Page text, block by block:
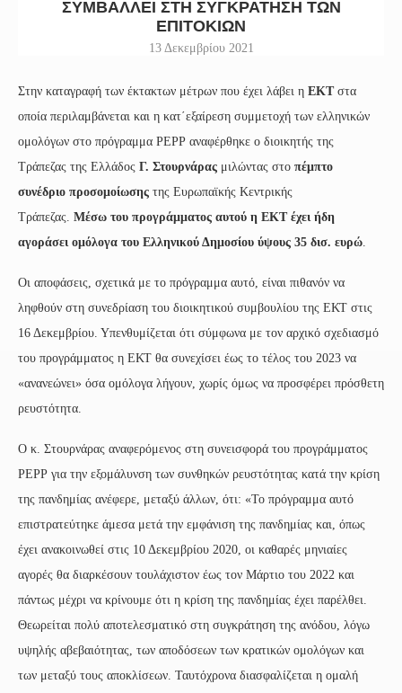
ΣΥΜΒΆΛΛΕΙ ΣΤΗ ΣΥΓΚΡΆΤΗΣΗ ΤΩΝ
ΕΠΙΤΟΚΊΩΝ
13 Δεκεμβρίου 2021
Στην καταγραφή των έκτακτων μέτρων που έχει λάβει η ΕΚΤστα
οποία περιλαμβάνεται και η κατ΄εξαίρεση συμμετοχή των ελληνικών
ομολόγων στο πρόγραμμα ΡΕΡΡ αναφέρθηκε ο διοικητής της
Τράπεζας της Ελλάδος Γ. Στουρνάρας μιλώντας στο πέμπτο
συνέδριο προσομοίωσης της Ευρωπαϊκής Κεντρικής
Τράπεζας. Μέσω του προγράμματος αυτού η ΕΚΤ έχει ήδη
αγοράσει ομόλογα του Ελληνικού Δημοσίου ύψους 35 δισ. ευρώ.
Οι αποφάσεις, σχετικά με το πρόγραμμα αυτό, είναι πιθανόν να
ληφθούν στη συνεδρίαση του διοικητικού συμβουλίου της ΕΚΤ στις
16 Δεκεμβρίου. Υπενθυμίζεται ότι σύμφωνα με τον αρχικό σχεδιασμό
του προγράμματος η ΕΚΤ θα συνεχίσει έως το τέλος του 2023 να
«ανανεώνει» όσα ομόλογα λήγουν, χωρίς όμως να προσφέρει πρόσθετη
ρευστότητα.
Ο κ. Στουρνάρας αναφερόμενος στη συνεισφορά του προγράμματος
ΡΕΡΡ για την εξομάλυνση των συνθηκών ρευστότητας κατά την κρίση
της πανδημίας ανέφερε, μεταξύ άλλων, ότι: «Το πρόγραμμα αυτό
επιστρατεύτηκε άμεσα μετά την εμφάνιση της πανδημίας και, όπως
έχει ανακοινωθεί στις 10 Δεκεμβρίου 2020, οι καθαρές μηνιαίες
αγορές θα διαρκέσουν τουλάχιστον έως τον Μάρτιο του 2022 και
πάντως μέχρι να κρίνουμε ότι η κρίση της πανδημίας έχει παρέλθει.
Θεωρείται πολύ αποτελεσματικό στη συγκράτηση της ανόδου, λόγω
υψηλής αβεβαιότητας, των αποδόσεων των κρατικών ομολόγων και
των μεταξύ τους αποκλίσεων. Ταυτόχρονα διασφαλίζεται η ομαλή